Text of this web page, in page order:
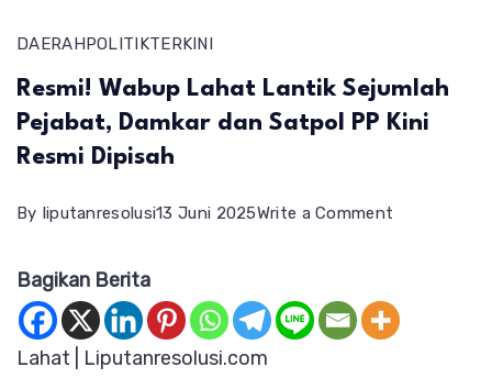
DAERAHPOLITIKTERKINI
Resmi! Wabup Lahat Lantik Sejumlah
Pejabat, Damkar dan Satpol PP Kini
Resmi Dipisah
By liputanresolusi13 Juni 2025Write a Comment
Lahat
Bagikan Berita
Lahat | Liputanresolusi.com